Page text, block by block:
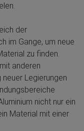
der
im Gange, um neue
zu finden.
anderen
Legierungen
nicht nur ein
Material mit einer